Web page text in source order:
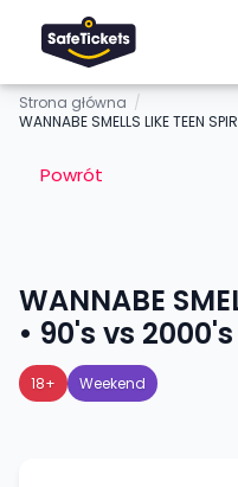
Strona główna /
WANNABE SMELLS LIKE TEEN
Powrót
WANNABE
• 90's vs
18+ Weekend